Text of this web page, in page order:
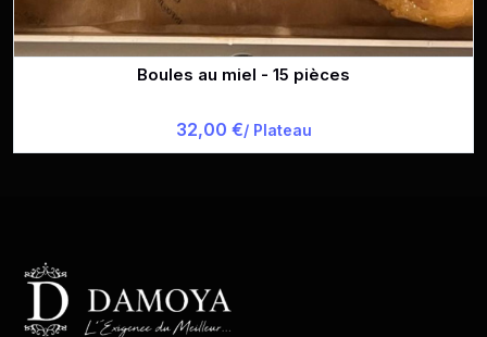
Boules au miel - 15 pièces
32,00 €/ Plateau